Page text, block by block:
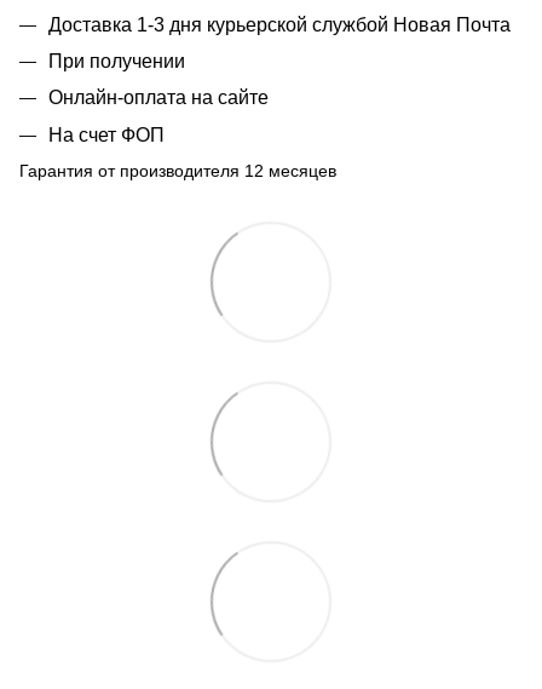
Доставка 1-3 дня курьерской службой Новая Почта
При получении
Онлайн-оплата на сайте
На счет ФОП
Гарантия от производителя 12 месяцев